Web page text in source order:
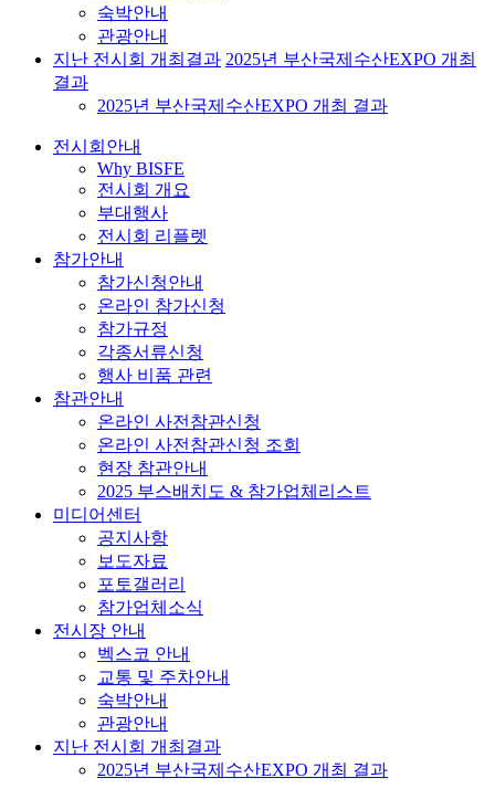
숙박안내
관광안내
지난 전시회 개최결과 2025년 부산국제수산EXPO 개최
결과
2025년 부산국제수산EXPO 개최 결과
전시회안내
Why BISFE
전시회 개요
부대행사
전시회 리플렛
참가안내
참가신청안내
온라인 참가신청
참가규정
각종서류신청
행사 비품 관련
참관안내
온라인 사전참관신청
온라인 사전참관신청 조회
현장 참관안내
2025 부스배치도 & 참가업체리스트
미디어센터
공지사항
보도자료
포토갤러리
참가업체소식
전시장 안내
벡스코 안내
교통 및 주차안내
숙박안내
관광안내
지난 전시회 개최결과
2025년 부산국제수산EXPO 개최 결과